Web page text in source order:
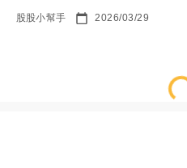
股股小幫手 2026/03/29